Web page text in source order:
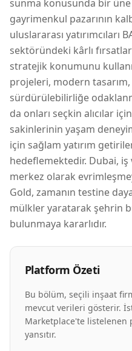
sunma konusunda bir
gayrimenkul pazarının
uluslararası yatırımcıları
sektöründeki kârlı
stratejik konumunu
projeleri, modern
sürdürülebilirliğe
da onları seçkin alıcılar
sakinlerinin yaşam
için sağlam yatırım
hedeflemektedir. Dubai,
merkez olarak
Gold, zamanın testine
mülkler yaratarak şehrin
bulunmaya kararlıdır.
Platform Özeti
Bu bölüm, seçili inşaat
mevcut verileri gösterir.
Marketplace'te listelenen
yansıtır.